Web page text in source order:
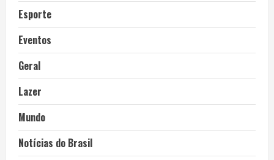
Esporte
Eventos
Geral
Lazer
Mundo
Notícias do Brasil